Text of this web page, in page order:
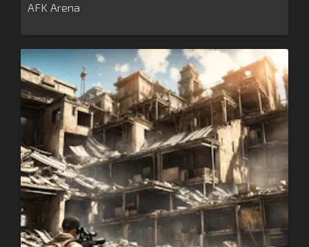
AFK Arena